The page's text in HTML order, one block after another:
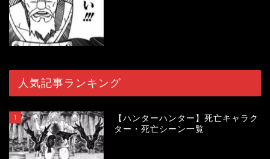
人気記事ランキング
1
【ハンターハンター】死亡キャラク
ター・死亡シーン一覧